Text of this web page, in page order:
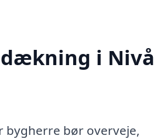
i Nivå
bygherre bør overveje,